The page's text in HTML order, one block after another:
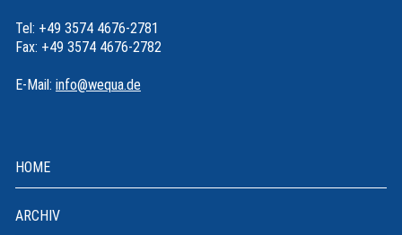
Tel: +49 3574 4676-2781
Fax: +49 3574 4676-2782
E-Mail: info@wequa.de
HOME
ARCHIV